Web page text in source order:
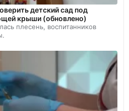
детский сад под
крыши (обновлено)
плесень, воспитанников